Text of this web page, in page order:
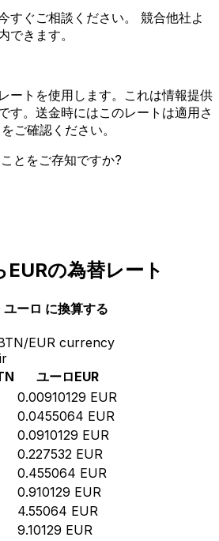
すぐご相談ください。 競合他社よ
できます。
ートを使用します。これは情報提供
す。送金時にはこのレートは適用さ
ご確認ください。
とをご存知ですか?
の為替レート
ーロ に換算する
EUR currency
ユーロEUR
0.00910129 EUR
0.0455064 EUR
0.0910129 EUR
0.227532 EUR
0.455064 EUR
0.910129 EUR
4.55064 EUR
9.10129 EUR